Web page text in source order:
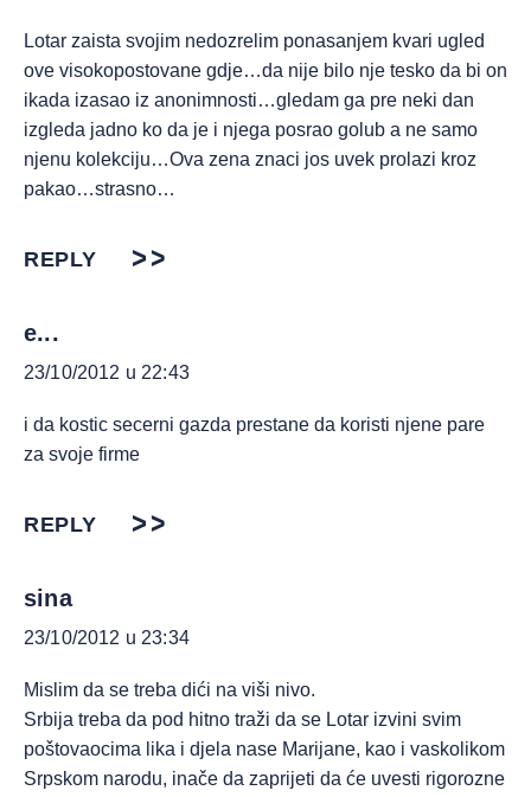
Lotar zaista svojim nedozrelim ponasanjem kvari ugled
ove visokopostovane gdje…da nije bilo nje tesko da bi on
ikada izasao iz anonimnosti…gledam ga pre neki dan
izgleda jadno ko da je i njega posrao golub a ne samo
njenu kolekciju…Ova zena znaci jos uvek prolazi kroz
pakao…strasno…
REPLY
e...
23/10/2012 u 22:43
i da kostic secerni gazda prestane da koristi njene pare
za svoje firme
REPLY
sina
23/10/2012 u 23:34
Mislim da se treba dići na viši nivo.
Srbija treba da pod hitno traži da se Lotar izvini svim
poštovaocima lika i djela nase Marijane, kao i vaskolikom
Srpskom narodu, inače da zaprijeti da će uvesti rigorozne